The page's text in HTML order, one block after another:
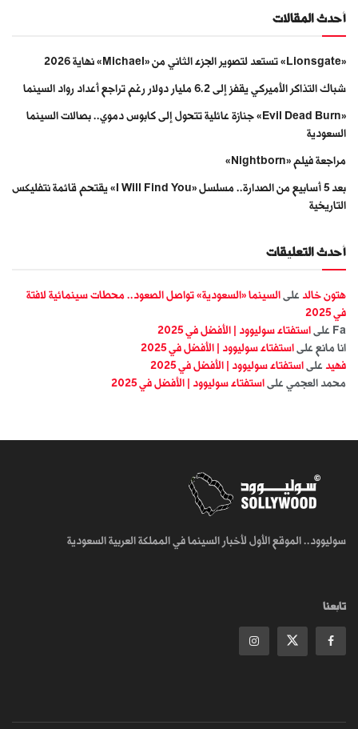
أحدث المقالات
«Lionsgate» تستعد لتصوير الجزء الثاني من «Michael» نهاية 2026
شباك التذاكر الأميركي يقفز إلى 6.2 مليار دولار رغم تراجع أعداد رواد السينما
«Evil Dead Burn» جنازة عائلية تتحول إلى كابوس دموي.. بصالات السينما
السعودية
مراجعة فيلم «Nightborn»
بعد 5 أسابيع من الصدارة.. مسلسل «I Will Find You» يقتحم قائمة نتفليكس
التاريخية
أحدث التعليقات
هتون خالد على السينما «السعودية» تواصل الصعود.. محطات سينمائية لافتة
في 2025
Fa على استفتاء سوليوود | الأفضل في 2025
انا مانع على استفتاء سوليوود | الأفضل في 2025
فهيد على استفتاء سوليوود | الأفضل في 2025
محمد العجمي على استفتاء سوليوود | الأفضل في 2025
سوليوود.. الموقع الأول لأخبار السينما في المملكة العربية السعودية
تابعنا